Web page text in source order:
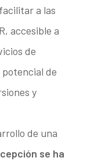
a las
accesible a
de
de
y
de una
se ha